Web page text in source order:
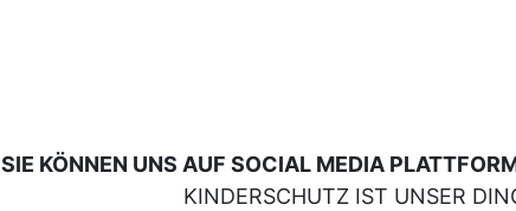
SIE KÖNNEN UNS AUF SOCIAL MEDIA
KINDERSCHUTZ IST UNSER